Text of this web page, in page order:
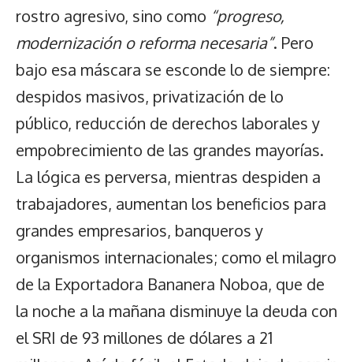
rostro agresivo, sino como “progreso,
modernización o reforma necesaria”. Pero
bajo esa máscara se esconde lo de siempre:
despidos masivos, privatización de lo
público, reducción de derechos laborales y
empobrecimiento de las grandes mayorías.
La lógica es perversa, mientras despiden a
trabajadores, aumentan los beneficios para
grandes empresarios, banqueros y
organismos internacionales; como el milagro
de la Exportadora Bananera Noboa, que de
la noche a la mañana disminuye la deuda con
el SRI de 93 millones de dólares a 21